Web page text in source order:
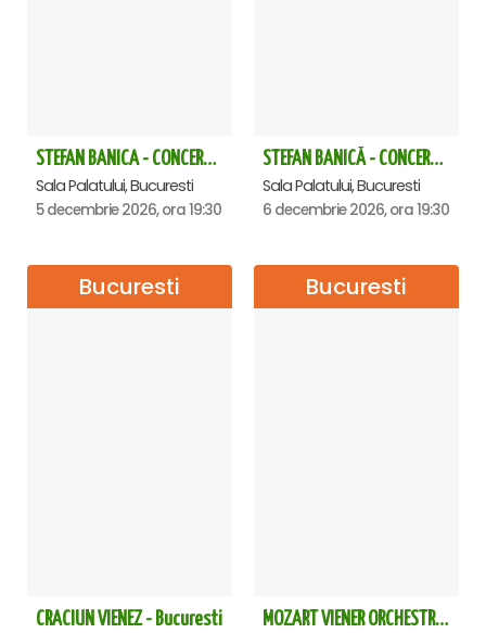
STEFAN BANICA - CONCERT EXTRAORDINAR DE CRĂCIUN 2026
Sala Palatului, Bucuresti
5 decembrie 2026, ora 19:30
STEFAN BANICĂ - CONCERT EXTRAORDINAR DE CRĂCIUN 2026
Sala Palatului, Bucuresti
6 decembrie 2026, ora 19:30
Bucuresti
CRACIUN VIENEZ - Bucuresti
Bucuresti
MOZART VIENER ORCHESTRA - CONCERT EXTRAORDINAR - Sala Palatului